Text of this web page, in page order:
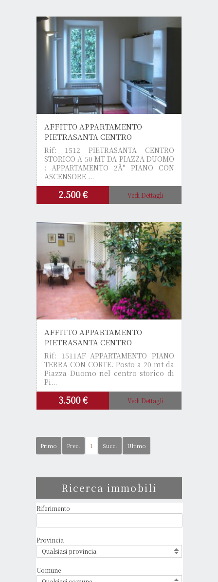
AFFITTO APPARTAMENTO
PIETRASANTA CENTRO
Rif: 1512 PIETRASANTA CENTRO
STORICO A 50 MT DA PIAZZA DUOMO
: APPARTAMENTO 2Â° PIANO CON
ASCENSORE ...
2.500 € Vedi Dettagli
AFFITTO APPARTAMENTO
PIETRASANTA CENTRO
Rif: 1511AFAPPARTAMENTO PIANO
TERRA CON CORTE. Posto a 20 mt da
Piazza Duomo nel centro storico di
Pi...
3.500 € Vedi Dettagli
Primo Prec. 1 Succ. Ultimo
Ricerca immobili
Riferimento
Provincia
Qualsiasi provincia
Comune